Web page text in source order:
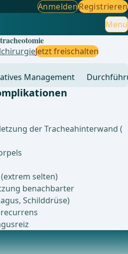
AnmeldenRegistrieren
Menu
Jetzt freischalten
Management
der Tracheahinterwand (
selten)
benachbarter
Schilddrüse)